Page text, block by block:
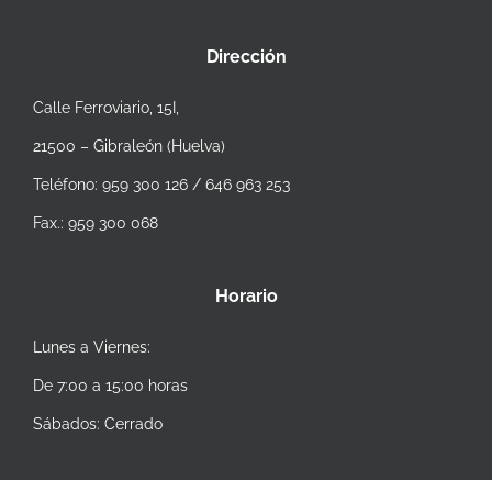
Dirección
Calle Ferroviario, 15I,
21500 – Gibraleón (Huelva)
Teléfono: 959 300 126 / 646 963 253
Fax.: 959 300 068
Horario
Lunes a Viernes:
De 7:00 a 15:00 horas
Sábados: Cerrado